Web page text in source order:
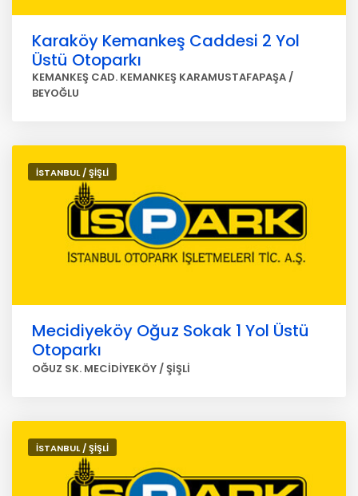
Karaköy Kemankeş Caddesi 2 Yol
Üstü Otoparkı
KEMANKEŞ CAD. KEMANKEŞ KARAMUSTAFAPAŞA /
BEYOĞLU
İSTANBUL / ŞİŞLİ
Mecidiyeköy Oğuz Sokak 1 Yol Üstü
Otoparkı
OĞUZ SK. MECİDİYEKÖY / ŞİŞLİ
İSTANBUL / ŞİŞLİ